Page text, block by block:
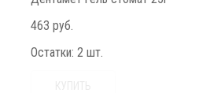
463 руб.
Остатки: 2 шт.